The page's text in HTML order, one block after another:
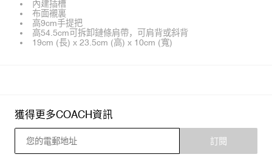
內建插槽
布面襯裏
高9cm手提把
高54.5cm可拆卸鏈條肩帶，可肩背或斜背
19cm (長) x 23.5cm (高) x 10cm (寬)
獲得更多COACH資訊
訂閱